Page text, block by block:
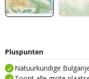
Pluspunten
Natuurkundige